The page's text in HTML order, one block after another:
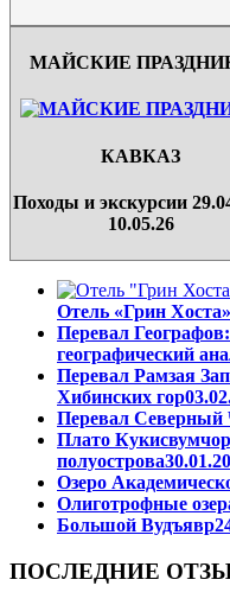
МАЙСКИЕ
КАВКАЗ
Походы и экскурсии
10.05.26
Отель «Грин Хоста»
Перевал
географический
Перевал Рамзая
Хибинских гор
Перевал Северный
Плато
полуострова
Озеро
Олиготрофные
Большой Вудъявр
ПОСЛЕДНИЕ